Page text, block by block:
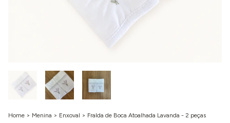
Home > Menina > Enxoval > Fralda de Boca Atoalhada Lavanda - 2 peças